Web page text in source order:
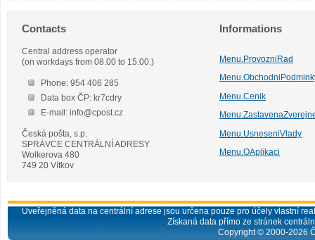
Contacts
Central address operator
(on workdays from 08.00 to 15.00.)
Phone: 954 406 285
Data box ČP: kr7cdry
E-mail: info@cpost.cz
Česká pošta, s.p.
SPRÁVCE CENTRÁLNÍ ADRESY
Wolkerova 480
749 20 Vítkov
Informations
Menu.ProvozniRad
Menu.Cenik
Menu.UsneseniVlady
Menu.OAplikaci
Uveřejněná data na centrální adrese jsou určena pouze pro účely vlastní
Získaná data přímo ze stránek
Copyright © 2000-2026